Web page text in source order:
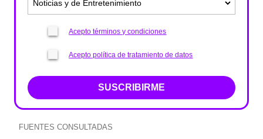
Acepto términos y condiciones
Acepto política de tratamiento de datos
SUSCRIBIRME
FUENTES CONSULTADAS